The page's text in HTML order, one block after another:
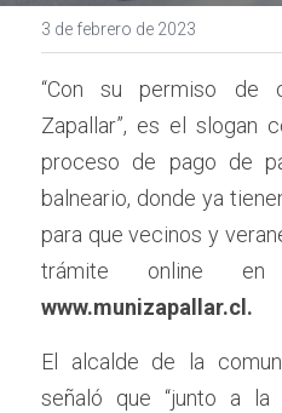
3 de febrero de 2023
“Con su permiso de
Zapallar”, es el slogan
proceso de pago de
balneario, donde ya
para que vecinos y
www.munizapallar.cl.
El alcalde de la
señaló que “junto a la